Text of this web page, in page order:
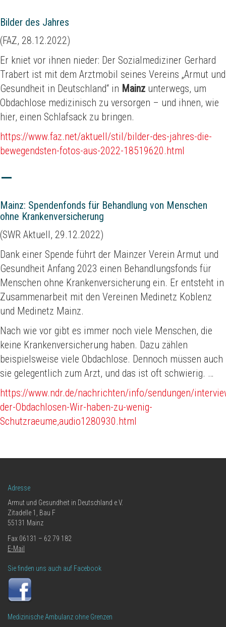
Bilder des Jahres
(FAZ, 28.12.2022)
Er kniet vor ihnen nieder: Der Sozialmediziner Gerhard
Trabert ist mit dem Arztmobil seines Vereins „Armut und
Gesundheit in Deutschland“ in Mainz unterwegs, um
Obdachlose medizinisch zu versorgen – und ihnen, wie
hier, einen Schlafsack zu bringen.
https://www.faz.net/aktuell/stil/bilder-des-jahres-die-
bewegendsten-fotos-aus-2022-18519620.html
Mainz: Spendenfonds für Behandlung von Menschen
ohne Krankenversicherung
(SWR Aktuell, 29.12.2022)
Dank einer Spende führt der Mainzer Verein Armut und
Gesundheit Anfang 2023 einen Behandlungsfonds für
Menschen ohne Krankenversicherung ein. Er entsteht in
Zusammenarbeit mit den Vereinen Medinetz Koblenz
und Medinetz Mainz.
Nach wie vor gibt es immer noch viele Menschen, die
keine Krankenversicherung haben. Dazu zählen
beispielsweise viele Obdachlose. Dennoch müssen auch
sie gelegentlich zum Arzt, und das ist oft schwierig. …
https://www.ndr.de/nachrichten/info/sendungen/
der-Obdachlosen-Wir-haben-zu-wenig-
Schutzraeume,audio1280930.html
Adresse
Armut und Gesundheit in Deutschland e.V.
Zitadelle 1, Bau F
55131 Mainz
Fax 06131 – 62 79 182
E-Mail
Sie finden uns auch auf Facebook
Medizinische Ambulanz ohne Grenzen